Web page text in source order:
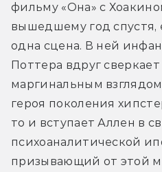
фильму «Она» с
вышедшему год спустя,
одна сцена. В ней
Поттера вдруг
маргинальным
героя поколения
то и вступает Аллен в
психоаналитической
призывающий от этой